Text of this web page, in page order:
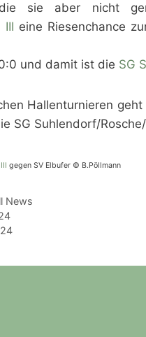
die sie aber nicht
III eine Riesenchance
und damit ist die SG
Hallenturnieren
SG Suhlendorf/
gegen SV Elbufer © B.Pöllmann
News